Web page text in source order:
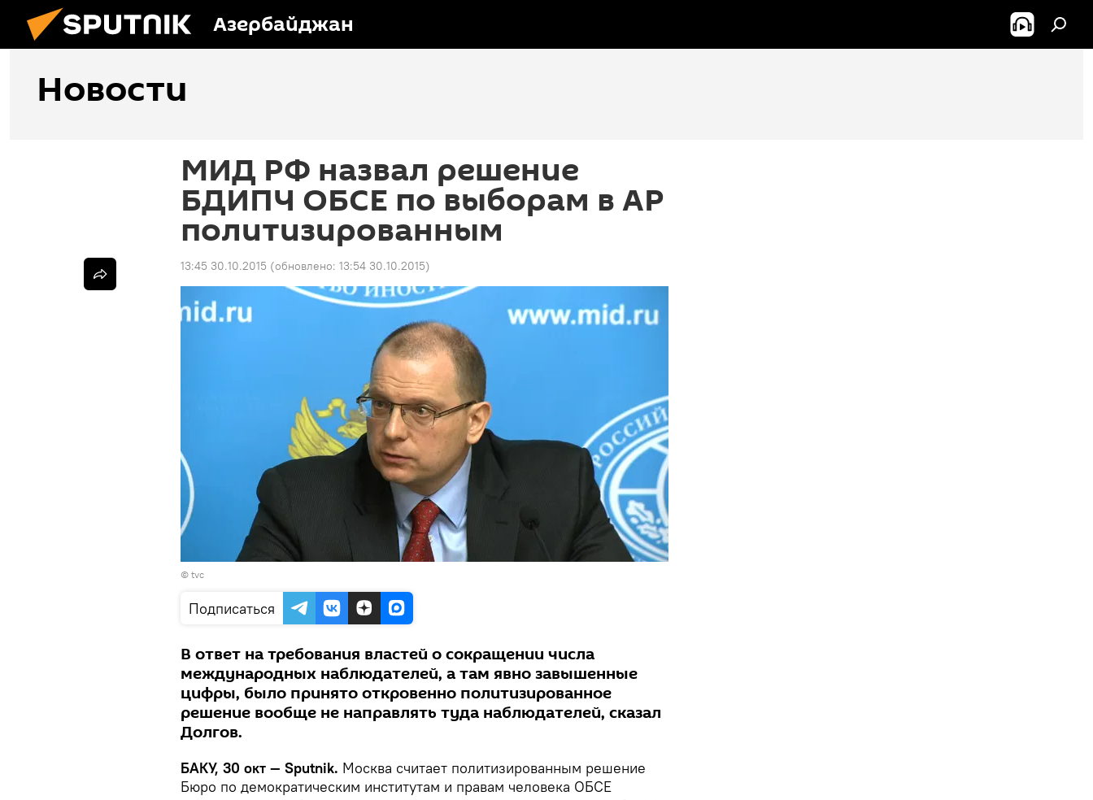
Азербайджан
Новости
МИД РФ назвал решение
БДИПЧ ОБСЕ по выборам в АР
политизированным
13:45 30.10.2015 (обновлено: 13:54 30.10.2015)
© tvc
Подписаться
В ответ на требования властей о сокращении числа
международных наблюдателей, а там явно завышенные
цифры, было принято откровенно политизированное
решение вообще не направлять туда наблюдателей, сказал
Долгов.
БАКУ, 30 окт — Sputnik. Москва считает политизированным решение
Бюро по демократическим институтам и правам человека ОБСЕ